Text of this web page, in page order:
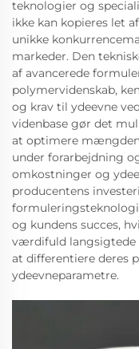
teknologier og
ikke kan kopieres let
unikke
markeder. Den
af avancerede
polymervidenskab,
og krav til ydeevne
videnbase gør det
at optimere
under forarbejdning
omkostninger og
producentens
og kundens succes,
værdifuld langsigtede
at differentiere deres
ydeevneparametre.